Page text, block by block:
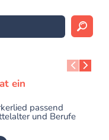
ein
passend
und Berufe